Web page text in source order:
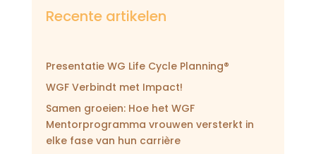
Recente artikelen
Presentatie WG Life Cycle Planning®
WGF Verbindt met Impact!
Samen groeien: Hoe het WGF
Mentorprogramma vrouwen versterkt in
elke fase van hun carrière